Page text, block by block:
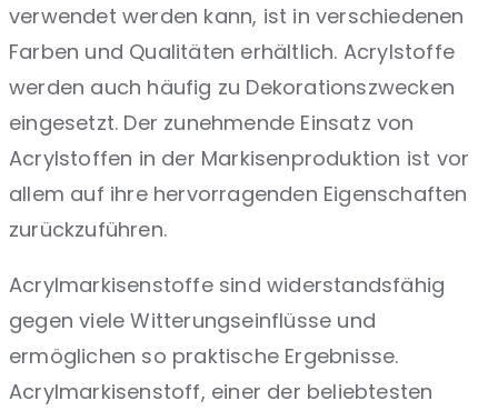
verwendet werden kann, ist in verschiedenen
Farben und Qualitäten erhältlich. Acrylstoffe
werden auch häufig zu Dekorationszwecken
eingesetzt. Der zunehmende Einsatz von
Acrylstoffen in der Markisenproduktion ist vor
allem auf ihre hervorragenden Eigenschaften
zurückzuführen.
Acrylmarkisenstoffe sind widerstandsfähig
gegen viele Witterungseinflüsse und
ermöglichen so praktische Ergebnisse.
Acrylmarkisenstoff, einer der beliebtesten